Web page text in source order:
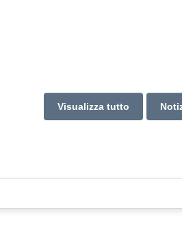
Visualizza tutto